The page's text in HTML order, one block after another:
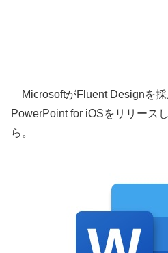
MicrosoftがFluent Designを
PowerPoint for iOSをリリース
ら。